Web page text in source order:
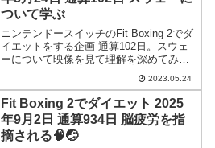
ついて学ぶ
ニンテンドースイッチのFit Boxing 2でダ
イエットをする企画 通算102日。スウェ
ーについて映像を見て理解を深めてみま
2023.05.24
Fit Boxing 2でダイエット 2025
年9月2日 通算934日 脳疲労を指
摘される🧠🤕